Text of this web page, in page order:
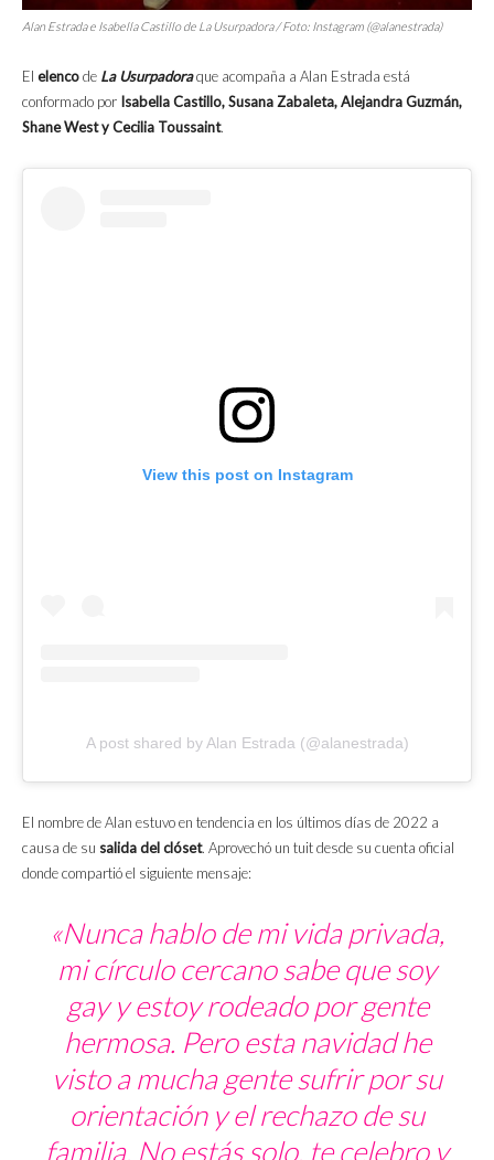
Alan Estrada e Isabella Castillo de La Usurpadora / Foto: Instagram (@alanestrada)
El elencode La Usurpadoraque acompaña a Alan Estrada está
conformado por Isabella Castillo, Susana Zabaleta, Alejandra Guzmán,
Shane West y Cecilia Toussaint.
View this post on Instagram
A post shared by Alan Estrada (@alanestrada)
El nombre de Alan estuvo en tendencia en los últimos días de 2022 a
causa de su salida del clóset. Aprovechó un tuit desde su cuenta oficial
donde compartió el siguiente mensaje:
«Nunca hablo de mi vida privada,
mi círculo cercano sabe que soy
gay y estoy rodeado por gente
hermosa. Pero esta navidad he
visto a mucha gente sufrir por su
orientación y el rechazo de su
familia. No estás solo, te celebro y